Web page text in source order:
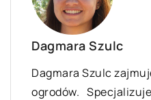
Dagmara Szulc
Dagmara Szulc
ogrodów.